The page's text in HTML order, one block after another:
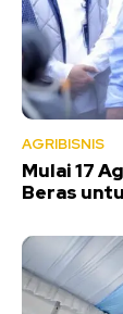
AGRIBISNIS
Mulai 17
Beras